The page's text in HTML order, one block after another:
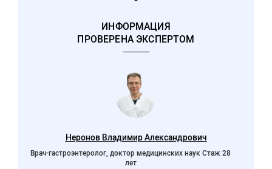
ИНФОРМАЦИЯ
ПРОВЕРЕНА ЭКСПЕРТОМ
Неронов Владимир Александрович
Врач-гастроэнтеролог, доктор медицинских наук Стаж 28
лет